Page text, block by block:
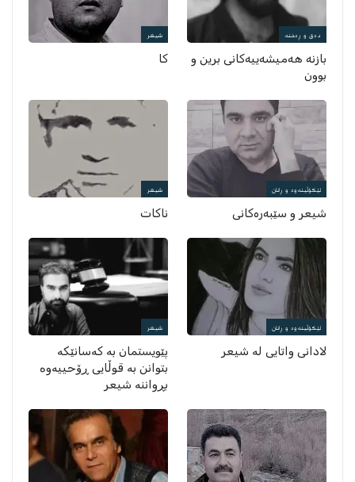
دەق و ڕەخنە
بازنه‌ هه‌میشه‌ییه‌كانی برین و
بوون
شیعر
كا
لێکۆڵینەوە و ڕانان
شیعر و سێبه‌ره‌كانی
شیعر
ناکات
لێکۆڵینەوە و ڕانان
لادانی واتایی لە شیعر
شیعر
پێویستمان بە کەسانێکە
بتوانن بە قوڵایی ڕۆحییەوە
بڕواننە شیعر